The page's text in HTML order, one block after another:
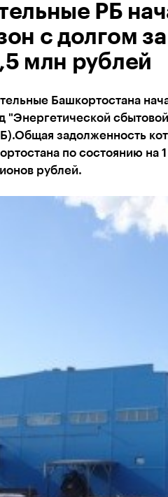
РБ
с долгом
млн рублей
Башкортостана
"Энергетической
задолженность
по состоянию на
рублей.